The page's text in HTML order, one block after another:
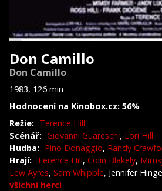
Don Camillo
Don Camillo
1983, 126 min
Hodnocení na Kinobox.cz: 56%
Režie: Terence Hill
Scénář: Giovanni Guareschi, Lori Hill
Hudba: Pino Donaggio, Randy
Hrají: Terence Hill, Colin Blakely,
Lew Ayres, Sam Whipple, Jennifer
všichni herci